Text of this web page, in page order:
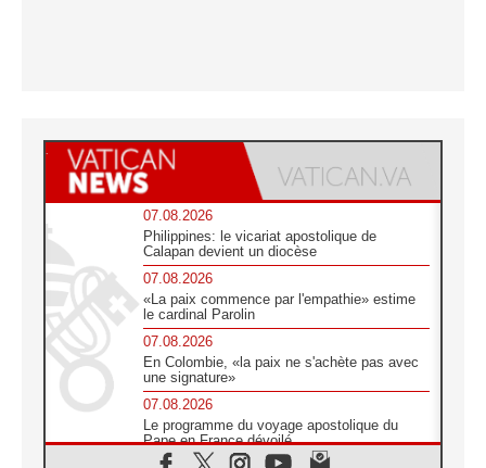
07.08.2026
Philippines: le vicariat apostolique de
Calapan devient un diocèse
07.08.2026
«La paix commence par l'empathie» estime
le cardinal Parolin
07.08.2026
En Colombie, «la paix ne s'achète pas avec
une signature»
07.08.2026
Le programme du voyage apostolique du
Pape en France dévoilé